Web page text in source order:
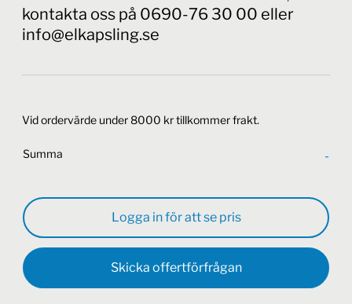
kontakta oss på 0690-76 30 00 eller
info@elkapsling.se
Vid ordervärde under 8000 kr tillkommer frakt.
Summa -
Logga in för att se pris
Skicka offertförfrågan